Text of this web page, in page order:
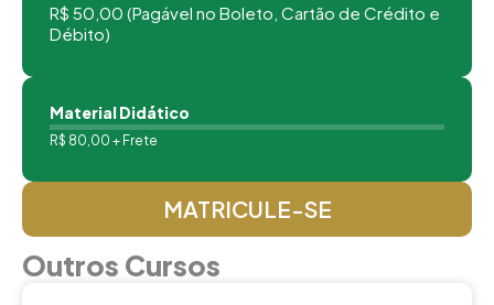
R$ 50,00 (Pagável no Boleto, Cartão de Crédito e
Débito)
Material Didático
R$ 80,00 + Frete
MATRICULE-SE
Outros Cursos